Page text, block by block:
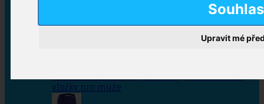
Upravit mé
vložky pro muže